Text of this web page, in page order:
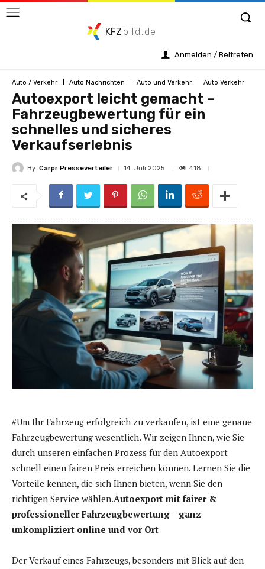
KFZ bild.de
Anmelden / Beitreten
Auto / Verkehr Auto Nachrichten Auto und Verkehr Auto Verkehr
Autoexport leicht gemacht –
Fahrzeugbewertung für ein
schnelles und sicheres
Verkaufserlebnis
By Carpr Presseverteiler 14. Juli 2025 418
#Um Ihr Fahrzeug erfolgreich zu verkaufen, ist eine genaue
Fahrzeugbewertung wesentlich. Wir zeigen Ihnen, wie Sie
durch unseren einfachen Prozess für den Autoexport
schnell einen fairen Preis erreichen können. Lernen Sie die
Vorteile kennen, die sich Ihnen bieten, wenn Sie den
richtigen Service wählen.Autoexport mit fairer &
professioneller Fahrzeugbewertung – ganz
unkompliziert online und vor Ort
Der Verkauf eines Fahrzeugs, besonders mit Blick auf den